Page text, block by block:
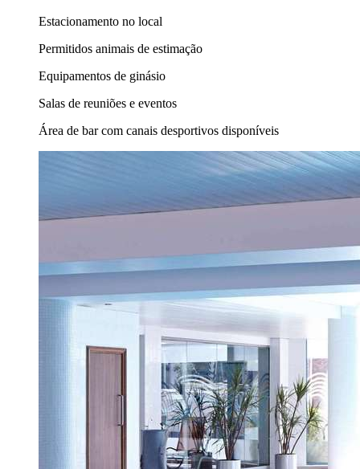
Estacionamento no local
Permitidos animais de estimação
Equipamentos de ginásio
Salas de reuniões e eventos
Área de bar com canais desportivos disponíveis